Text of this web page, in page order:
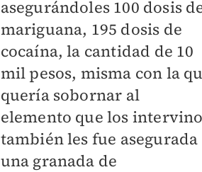
asegurándoles 100 dosis
mariguana, 195 dosis de
cocaína, la cantidad de 10
mil pesos, misma con la
quería sobornar al
elemento que los
también les fue asegurada
una granada de